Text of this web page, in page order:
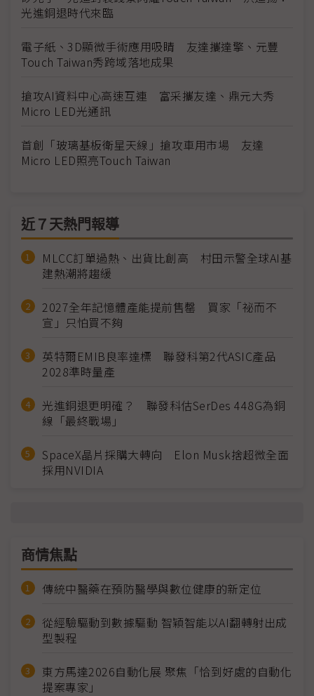
光進銅退時代來臨
電子紙、3D顯微手術應用吸睛 友達攜達擎、元豐
Touch Taiwan秀跨域落地成果
搶攻AI資料中心高速互連 富采攜友達、鼎元大秀
Micro LED光通訊
首創「玻璃基板衛星天線」搶攻車用市場 友達
Micro LED照亮Touch Taiwan
近７天熱門報導
MLCC訂單過熱、出貨比創高 村田示警全球AI基
建熱潮將趨緩
2027全年記憶體產能提前售罄 買家「祕而不
宣」只怕買不夠
英特爾EMIB良率達標 聯發科第2代ASIC產品
2028準時量產
光進銅退更明確？ 聯發科估SerDes 448G為銅
線「最終戰場」
SpaceX晶片採購大轉向 Elon Musk捨超微全面
採用NVIDIA
商情焦點
傳統中醫藥在預防醫學與數位健康的新定位
從經驗驅動到數據驅動 智穎智能以AI翻轉射出成
型製程
東方馬達2026自動化展 聚焦「恰到好處的自動化
提案專家」